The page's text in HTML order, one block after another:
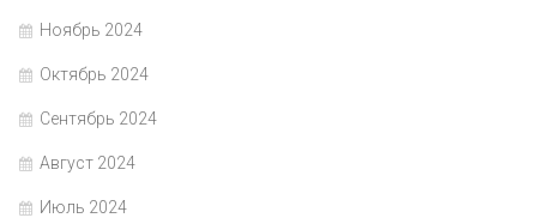
Ноябрь 2024
Октябрь 2024
Сентябрь 2024
Август 2024
Июль 2024